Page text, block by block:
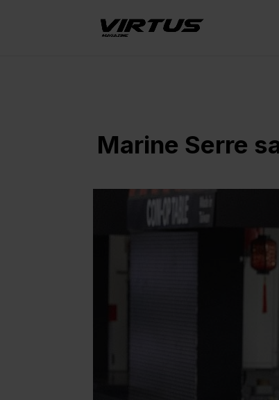
Marine Serre